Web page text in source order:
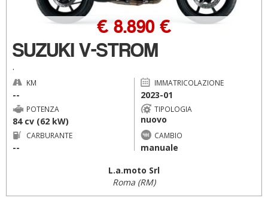
SUZUKI V-STROM
.
€ 8.890 €
KM
--
IMMATRICOLAZIONE
2023-01
POTENZA
84 cv (62 kW)
TIPOLOGIA
nuovo
CARBURANTE
--
CAMBIO
manuale
L.a.moto Srl
Roma (RM)